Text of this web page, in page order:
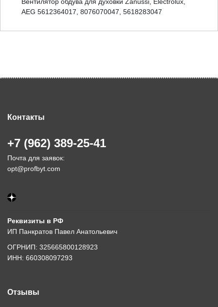
AEG 5612364017, 8076070047, 5618283047
Контакты
+7 (962) 389-25-41
Почта для заявок:
opt@profbyt.com
Реквизиты в РФ
ИП Панкратов Павел Анатольевич
ОГРНИП: 325665800128923
ИНН: 660308097293
Отзывы